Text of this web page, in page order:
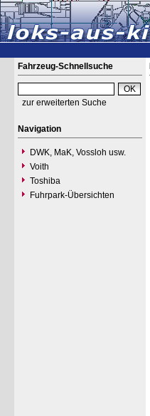
Fahrzeug-Schnellsuche
zur erweiterten Suche
Navigation
DWK, MaK, Vossloh usw.
Voith
Toshiba
Fuhrpark-Übersichten